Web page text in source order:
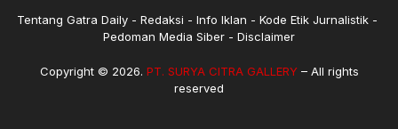
Tentang Gatra Daily Redaksi Info Iklan
Kode Etik Jurnalistik
Pedoman Media Siber
Disclaimer
Copyright © 2026. PT. SURYA CITRA GALLERY– All rights
reserved